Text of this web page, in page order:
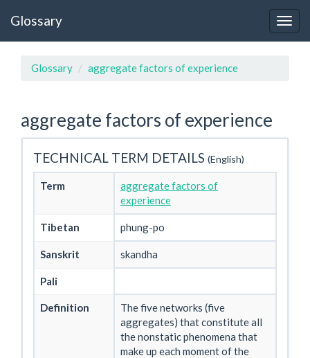
Glossary
Glossary aggregate factors of experience
aggregate factors of experience
TECHNICAL TERM DETAILS (English)
Term
aggregate factors of
experience
Tibetan phung-po
Sanskrit skandha
Pali
Definition
The five networks (five
aggregates) that constitute all
the nonstatic phenomena that
make up each moment of the